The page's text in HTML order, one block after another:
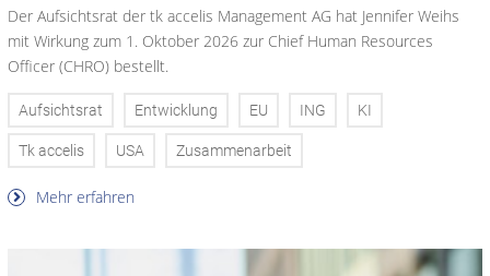
Der Aufsichtsrat der tk accelis Management AG hat Jennifer Weihs
mit Wirkung zum 1. Oktober 2026 zur Chief Human Resources
Officer (CHRO) bestellt.
Aufsichtsrat Entwicklung EU ING KI
Tk accelis USA Zusammenarbeit
Mehr erfahren